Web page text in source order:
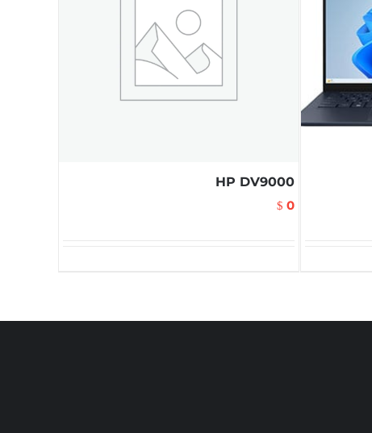
HP DV9000
$ 0